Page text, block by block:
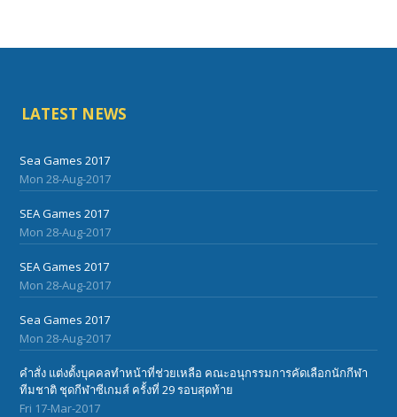
LATEST NEWS
Sea Games 2017
Mon 28-Aug-2017
SEA Games 2017
Mon 28-Aug-2017
SEA Games 2017
Mon 28-Aug-2017
Sea Games 2017
Mon 28-Aug-2017
คำสั่ง แต่งตั้งบุคคลทำหน้าที่ช่วยเหลือ คณะอนุกรรมการคัดเลือกนักกีฬา
ทีมชาติ ชุดกีฬาซีเกมส์ ครั้งที่ 29 รอบสุดท้าย
Fri 17-Mar-2017